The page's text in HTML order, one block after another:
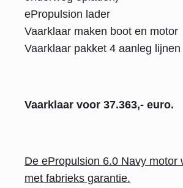
ePropulsion lader
Vaarklaar maken boot en motor
Vaarklaar pakket 4 aanleg
Vaarklaar voor 37.363,- euro.
De ePropulsion 6.0 Navy motor
met fabrieks garantie.